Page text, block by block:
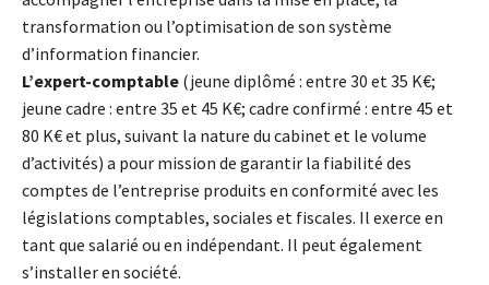
transformation ou l’optimisation de son système
d’information financier.
L’expert-comptable (jeune diplômé : entre 30 et 35 K€;
jeune cadre : entre 35 et 45 K€; cadre confirmé : entre 45 et
80 K€ et plus, suivant la nature du cabinet et le volume
d’activités) a pour mission de garantir la fiabilité des
comptes de l’entreprise produits en conformité avec les
législations comptables, sociales et fiscales. Il exerce en
tant que salarié ou en indépendant. Il peut également
s’installer en société.